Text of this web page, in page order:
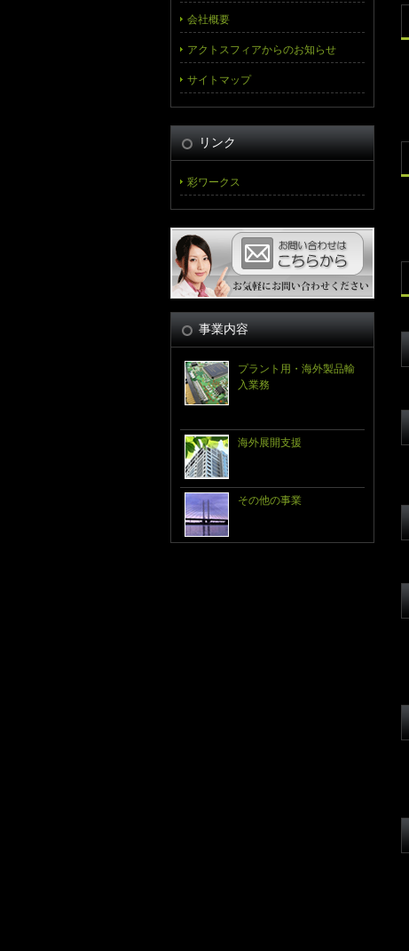
会社概要
アクトスフィアからのお知らせ
サイトマップ
リンク
彩ワークス
事業内容
プラント用・海外製品輸
入業務
海外展開支援
その他の事業